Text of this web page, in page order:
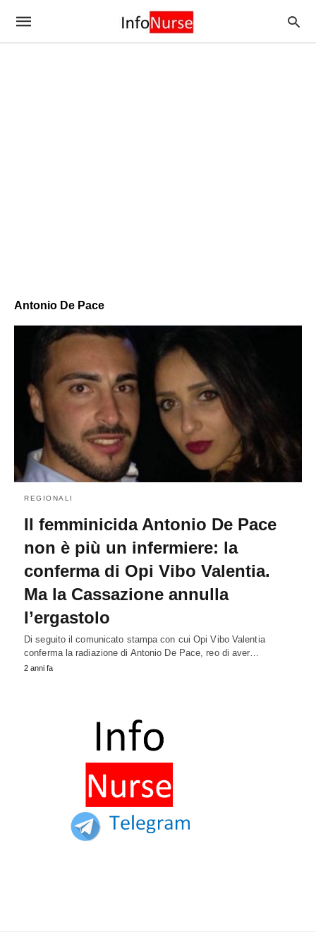
Antonio De Pace
REGIONALI
Il femminicida Antonio De Pace
non è più un infermiere: la
conferma di Opi Vibo Valentia.
Ma la Cassazione annulla
l’ergastolo
Di seguito il comunicato stampa con cui Opi Vibo Valentia
conferma la radiazione di Antonio De Pace, reo di aver…
2 anni fa